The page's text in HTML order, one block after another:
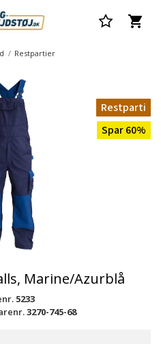
Restpartier
Restparti
Spar 60%
Marine/Azurblå
5233
3270-745-68